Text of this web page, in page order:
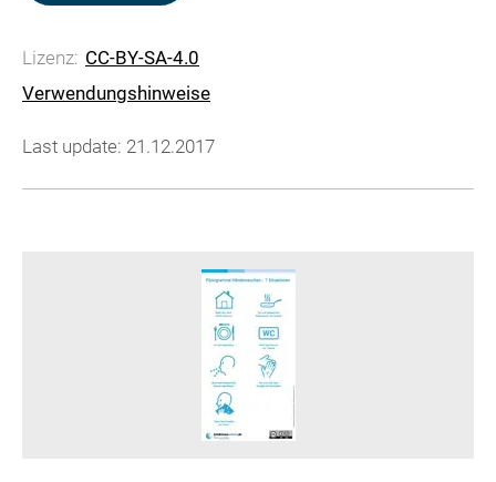
Lizenz: CC-BY-SA-4.0
Verwendungshinweise
Last update: 21.12.2017